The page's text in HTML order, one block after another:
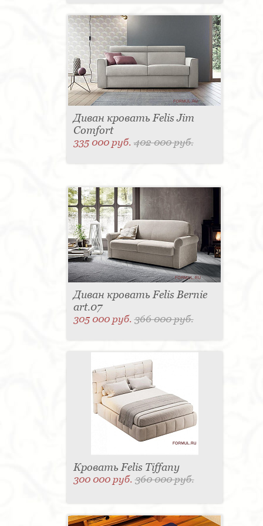
Диван кровать Felis Jim
Comfort
335 000 руб.402 000 руб.
Диван кровать Felis Bernie
art.07
305 000 руб.366 000 руб.
Кровать Felis Tiffany
300 000 руб.360 000 руб.